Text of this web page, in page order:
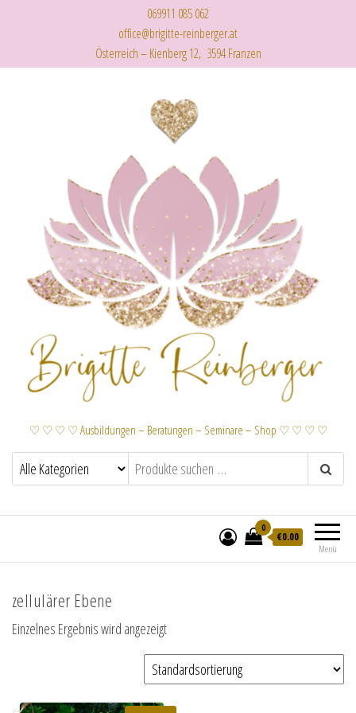
069911 085 062
office@brigitte-reinberger.at
Österreich – Kienberg 12, 3594 Franzen
♡ ♡ ♡ ♡ Ausbildungen – Beratungen – Seminare – Shop ♡ ♡ ♡ ♡
Menü
0
€0.00
zellulärer Ebene
Einzelnes Ergebnis wird angezeigt